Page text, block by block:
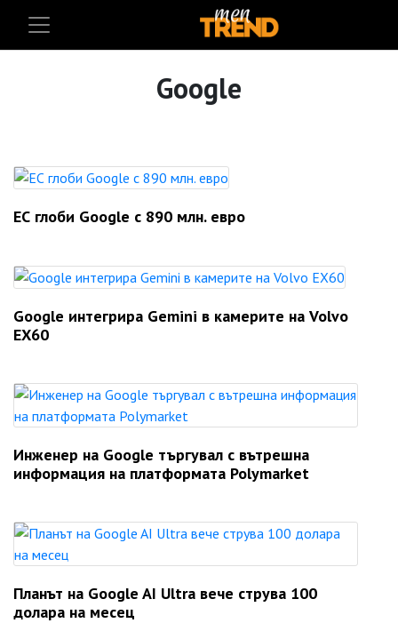
Google
ЕС глоби Google с 890 млн. евро
Google интегрира Gemini в камерите на Volvo
EX60
Инженер на Google търгувал с вътрешна
информация на платформата Polymarket
Планът на Google AI Ultra вече струва 100
долара на месец